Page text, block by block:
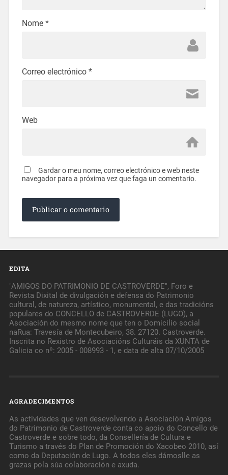
Nome *
Correo electrónico *
Web
Gardar o meu nome, correo electrónico e web neste
navegador para a próxima vez que faga un comentario.
EDITA
"AMIGOS DO PATRIMONIO DE CASTROVERDE", Foro e
Revista Dixital de divulgación e defensa do Patrimonio
cultural, de natureza, artístico, monumental, e das tradicións
populares do CONCELLO de CASTROVERDE (LUGO), a
Asociación do mesmo nome que ten o Domicilio social
naRua: Travesía de Montecubeiro, 38. 27120. Castroverde.
Inscrita no Rexistro de Asociacións Culturáis da XUNTA de
Galicia co nº: 2005 - 008993 - 1, e data de alta 07/10/2005
AGRADECIMENTOS
As actividades que ven desevolvendo a Asociación Amigos
do Patrimonio de Castroverde conta co apoio do Concello de
Castroverde e sobre todo, da Consellería de Cultura e
Turismo a través do Plan de Promoción do Xacobeo 2010, así
como da Deputación de Lugo. A todos eles dámoslle as
grazas pola súa colaboración e axuda.